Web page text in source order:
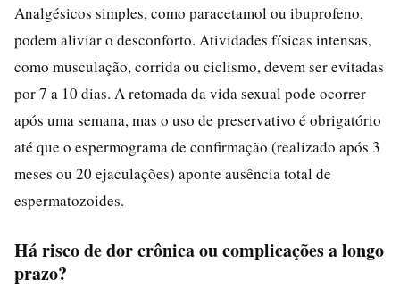
Analgésicos simples, como paracetamol ou ibuprofeno,
podem aliviar o desconforto. Atividades físicas intensas,
como musculação, corrida ou ciclismo, devem ser evitadas
por 7 a 10 dias. A retomada da vida sexual pode ocorrer
após uma semana, mas o uso de preservativo é obrigatório
até que o espermograma de confirmação (realizado após 3
meses ou 20 ejaculações) aponte ausência total de
espermatozoides.
Há risco de dor crônica ou complicações a longo
prazo?